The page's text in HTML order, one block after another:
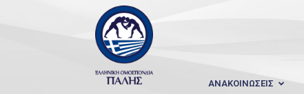
Wrestling
Hellas
ΑΝΑΚΟΙΝΩΣΕΙΣ